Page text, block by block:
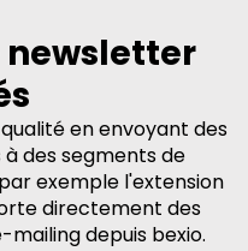
newsletter
en envoyant des
des segments de
exemple l'extension
directement des
depuis bexio.